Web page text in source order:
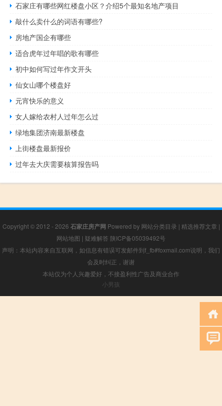
石家庄有哪些网红楼盘小区？介绍5个最知名地产项目
敲什么卖什么的词语有哪些?
房地产国企有哪些
适合虎年过年唱的歌有哪些
初中如何写过年作文开头
仙女山哪个楼盘好
元宵快乐的意义
女人嫁给农村人过年怎么过
绿地集团济南最新楼盘
上街楼盘最新报价
过年去大庆需要核算报告吗
Copyright © 2012 - 2026 石家庄房产网 Powered by 网站分类目录 | 精选推荐文章 |
网站地图 | 疑难解答 陕ICP备05039492号
声明：本站内容来自互联网，如信息有错误可发邮件到f_fb#foxmail.com说明，我们
会及时纠正，谢谢
本站仅为个人兴趣爱好，不接盈利性广告及商业合作
小男孩